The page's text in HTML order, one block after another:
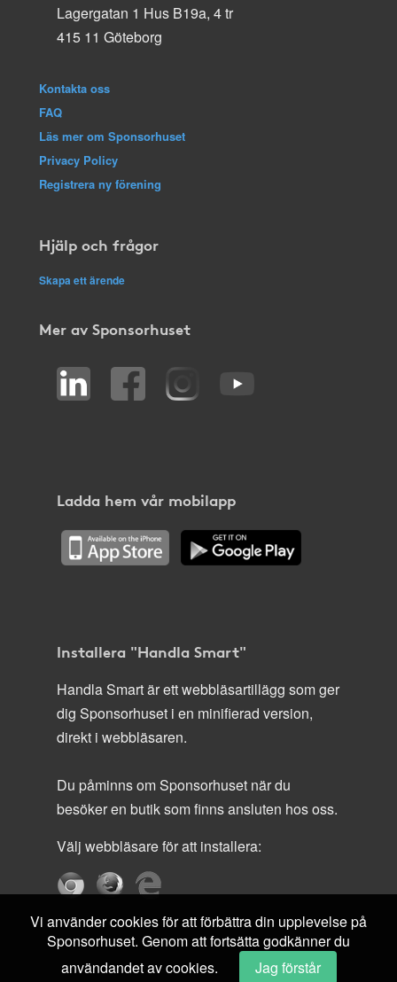
Lagergatan 1 Hus B19a, 4 tr
415 11 Göteborg
Kontakta oss
FAQ
Läs mer om Sponsorhuset
Privacy Policy
Registrera ny förening
Hjälp och frågor
Skapa ett ärende
Mer av Sponsorhuset
Ladda hem vår mobilapp
Installera "Handla Smart"
Handla Smart är ett webbläsartillägg som ger
dig Sponsorhuset i en minifierad version,
direkt i webbläsaren.
Du påminns om Sponsorhuset när du
besöker en butik som finns ansluten hos oss.
Välj webbläsare för att installera:
Vi använder cookies för att förbättra din upplevelse på
Sponsorhuset. Genom att fortsätta godkänner du
användandet av cookies.
Jag förstår